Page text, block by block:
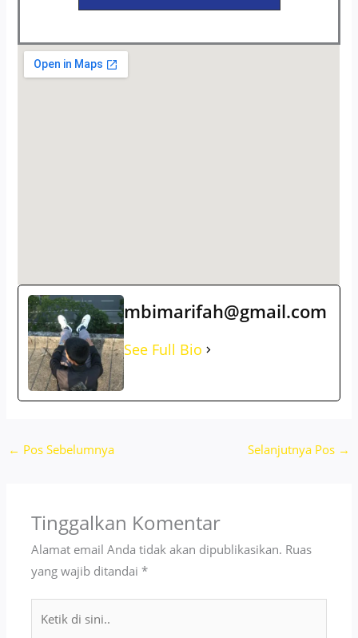
mbimarifah@gmail.com
See Full Bio
← Pos Sebelumnya Selanjutnya Pos →
Tinggalkan Komentar
Alamat email Anda tidak akan dipublikasikan. Ruas
yang wajib ditandai*